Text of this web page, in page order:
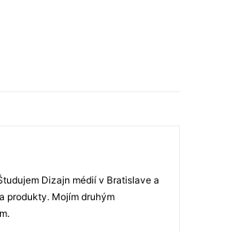
Dizajn médií v Bratislave a
produkty. Mojím druhým